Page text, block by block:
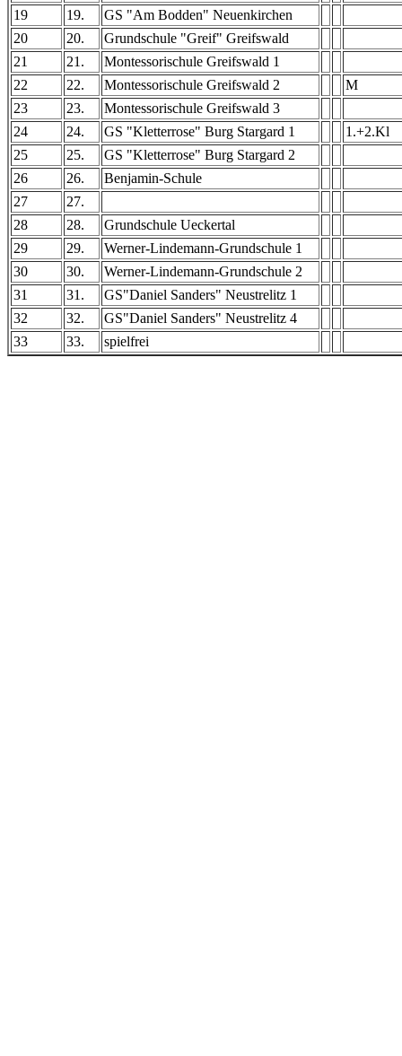
19
19.
GS "Am Bodden" Neuenkirchen
20
20.
Grundschule "Greif" Greifswald
21
21.
Montessorischule Greifswald 1
22
22. Montessorischule Greifswald 2
M
23
23.
Montessorischule Greifswald 3
24
24. GS "Kletterrose" Burg Stargard 1
1.+2.Kl
25
25.
GS "Kletterrose" Burg Stargard 2
26
26.
Benjamin-Schule
27
27.
28
28.
Grundschule Ueckertal
29
29.
Werner-Lindemann-Grundschule 1
30
30.
Werner-Lindemann-Grundschule 2
31
31.
GS"Daniel Sanders" Neustrelitz 1
32
32.
GS"Daniel Sanders" Neustrelitz 4
33
33. spielfrei